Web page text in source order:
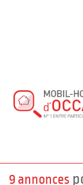
9 annonces